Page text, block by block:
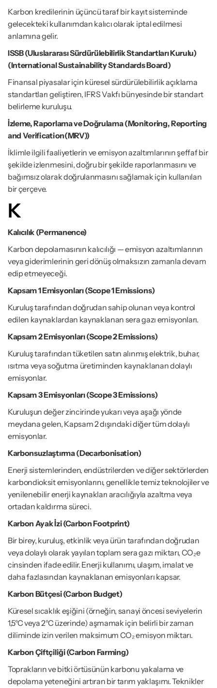
Karbon kredilerinin üçüncü taraf bir kayıt sisteminde
gelecekteki kullanımdan kalıcı olarak iptal edilmesi
anlamına gelir.
ISSB (Uluslararası Sürdürülebilirlik Standartları Kurulu)
(International Sustainability Standards Board)
Finansal piyasalar için küresel sürdürülebilirlik açıklama
standartları geliştiren, IFRS Vakfı bünyesinde bir standart
belirleme kuruluşu.
İzleme, Raporlama ve Doğrulama (Monitoring, Reporting
and Verification(MRV))
İklimle ilgili faaliyetlerin ve emisyon azaltımlarının şeffaf bir
şekilde izlenmesini, doğru bir şekilde raporlanmasını ve
bağımsız olarak doğrulanmasını sağlamak için kullanılan
bir çerçeve.
K
Kalıcılık (Permanence)
Karbon depolamasının kalıcılığı — emisyon azaltımlarının
veya giderimlerinin geri dönüş olmaksızın zamanla devam
edip etmeyeceği.
Kapsam 1 Emisyonları (Scope 1 Emissions)
Kuruluş tarafından doğrudan sahip olunan veya kontrol
edilen kaynaklardan kaynaklanan sera gazı emisyonları.
Kapsam 2 Emisyonları (Scope 2 Emissions)
Kuruluş tarafından tüketilen satın alınmış elektrik, buhar,
ısıtma veya soğutma üretiminden kaynaklanan dolaylı
emisyonlar.
Kapsam 3 Emisyonları (Scope 3 Emissions)
Kuruluşun değer zincirinde yukarı veya aşağı yönde
meydana gelen, Kapsam 2 dışındaki diğer tüm dolaylı
emisyonlar.
Karbonsuzlaştırma (Decarbonisation)
Enerji sistemlerinden, endüstrilerden ve diğer sektörlerden
karbondioksit emisyonlarını, genellikle temiz teknolojiler ve
yenilenebilir enerji kaynakları aracılığıyla azaltma veya
ortadan kaldırma süreci.
Karbon Ayak İzi (Carbon Footprint)
Bir birey, kuruluş, etkinlik veya ürün tarafından doğrudan
veya dolaylı olarak yayılan toplam sera gazı miktarı, CO₂e
cinsinden ifade edilir. Enerji kullanımı, ulaşım, imalat ve
daha fazlasından kaynaklanan emisyonları kapsar.
Karbon Bütçesi (Carbon Budget)
Küresel sıcaklık eşiğini (örneğin, sanayi öncesi seviyelerin
1,5°C veya 2°C üzerinde) aşmamak için belirli bir zaman
diliminde izin verilen maksimum CO₂ emisyon miktarı.
Karbon Çiftçiliği (Carbon Farming)
Toprakların ve bitki örtüsünün karbonu yakalama ve
depolama yeteneğini artıran bir tarım yaklaşımı. Teknikler